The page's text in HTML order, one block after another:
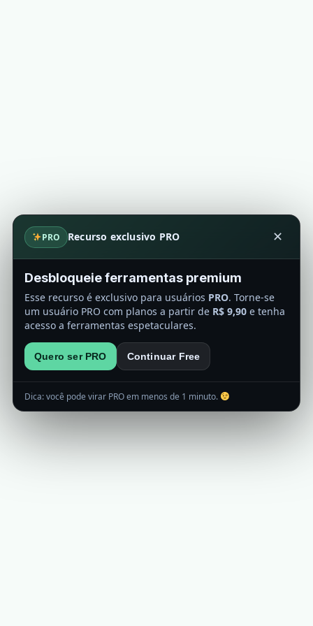
PRO Recurso exclusivo PRO ✕
Desbloqueie ferramentas premium
Esse recurso é exclusivo para usuários PRO. Torne-se
um usuário PRO com planos a partir de R$ 9,90e tenha
acesso a ferramentas espetaculares.
Quero ser PRO Continuar Free
Dica: você pode virar PRO em menos de 1 minuto.